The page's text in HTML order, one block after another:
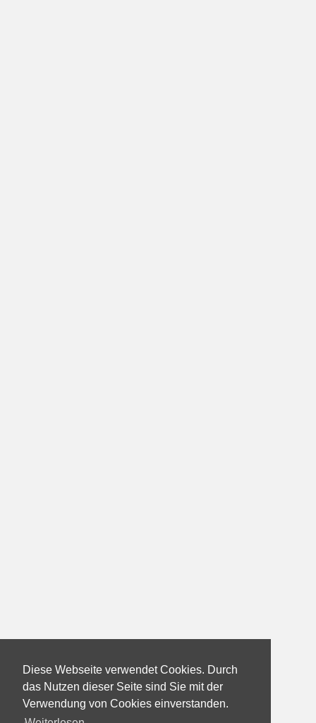
Diese Webseite verwendet Cookies. Durch
das Nutzen dieser Seite sind Sie mit der
Verwendung von Cookies einverstanden.